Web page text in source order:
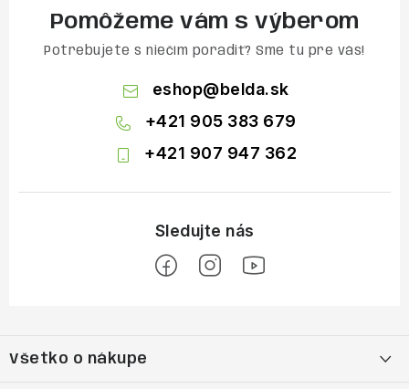
Pomôžeme vám s výberom
Potrebujete s niečím poradiť? Sme tu pre vás!
eshop@belda.sk
+421 905 383 679
+421 907 947 362
pVšetko o nákupe